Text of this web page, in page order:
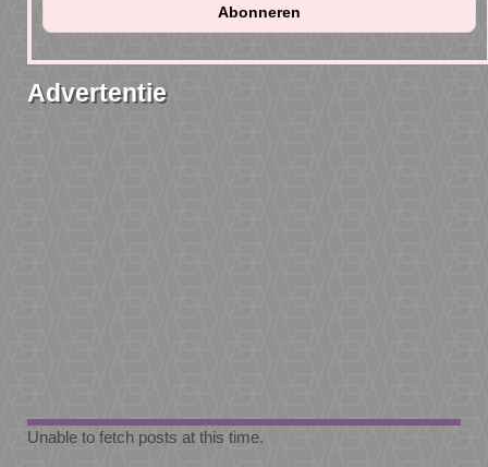
Advertentie
Unable to fetch posts at this time.